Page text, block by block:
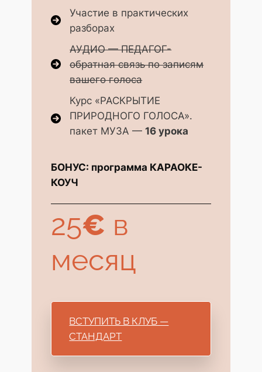
Участие в практических
разборах
АУДИО — ПЕДАГОГ-
обратная связь по записям
вашего голоса
Курс «РАСКРЫТИЕ
ПРИРОДНОГО ГОЛОСА».
пакет МУЗА —16 урока
БОНУС: программа КАРАОКЕ-
КОУЧ
25€ в
месяц
ВСТУПИТЬ В КЛУБ —
СТАНДАРТ